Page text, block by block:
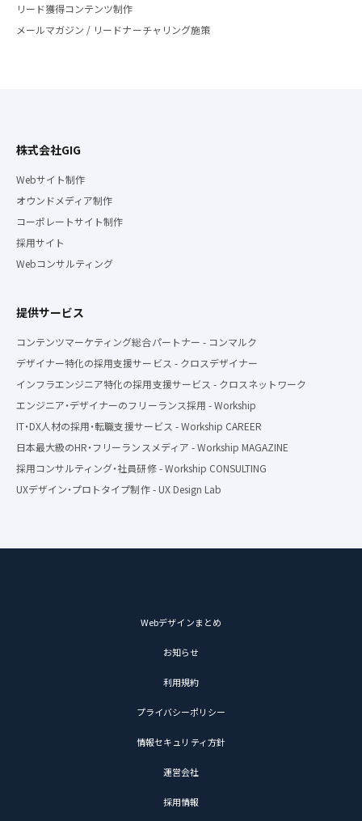
リード獲得コンテンツ制作
メールマガジン / リードナーチャリング施策
株式会社GIG
Webサイト制作
オウンドメディア制作
コーポレートサイト制作
採用サイト
Webコンサルティング
提供サービス
コンテンツマーケティング総合パートナー - コンマルク
デザイナー特化の採用支援サービス - クロスデザイナー
インフラエンジニア特化の採用支援サービス - クロスネットワーク
エンジニア・デザイナーのフリーランス採用 - Workship
IT・DX人材の採用・転職支援サービス - Workship CAREER
日本最大級のHR・フリーランスメディア - Workship MAGAZINE
採用コンサルティング・社員研修 - Workship CONSULTING
UXデザイン・プロトタイプ制作 - UX Design Lab
Webデザインまとめ
お知らせ
利用規約
プライバシーポリシー
情報セキュリティ方針
運営会社
採用情報